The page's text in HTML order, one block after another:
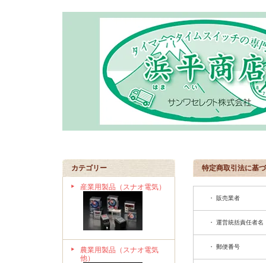
カテゴリー
産業用製品（スナオ電気）
農業用製品（スナオ電気
他）
特定商取引法に基
・ 販売業者
・ 運営統括責任者名
・ 郵便番号